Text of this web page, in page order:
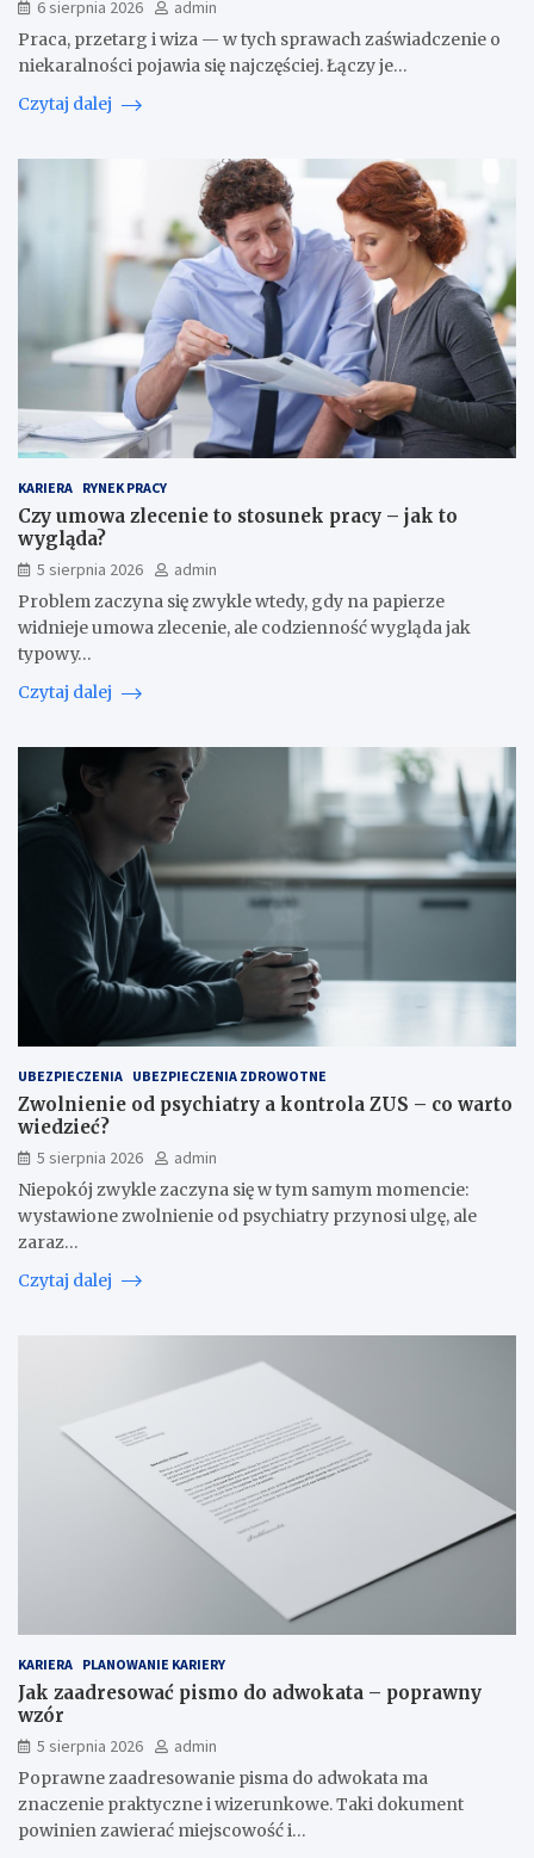
6 sierpnia 2026
admin
Praca, przetarg i wiza — w tych sprawach zaświadczenie o
niekaralności pojawia się najczęściej. Łączy je…
Czytaj dalej
KARIERA RYNEK PRACY
Czy umowa zlecenie to stosunek pracy – jak to
wygląda?
5 sierpnia 2026
admin
Problem zaczyna się zwykle wtedy, gdy na papierze
widnieje umowa zlecenie, ale codzienność wygląda jak
typowy…
Czytaj dalej
UBEZPIECZENIA UBEZPIECZENIA ZDROWOTNE
Zwolnienie od psychiatry a kontrola ZUS – co warto
wiedzieć?
5 sierpnia 2026
admin
Niepokój zwykle zaczyna się w tym samym momencie:
wystawione zwolnienie od psychiatry przynosi ulgę, ale
zaraz…
Czytaj dalej
KARIERA PLANOWANIE KARIERY
Jak zaadresować pismo do adwokata – poprawny
wzór
5 sierpnia 2026
admin
Poprawne zaadresowanie pisma do adwokata ma
znaczenie praktyczne i wizerunkowe. Taki dokument
powinien zawierać miejscowość i…